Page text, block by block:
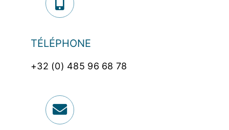
TÉLÉPHONE
+32 (0) 485 96 68 78